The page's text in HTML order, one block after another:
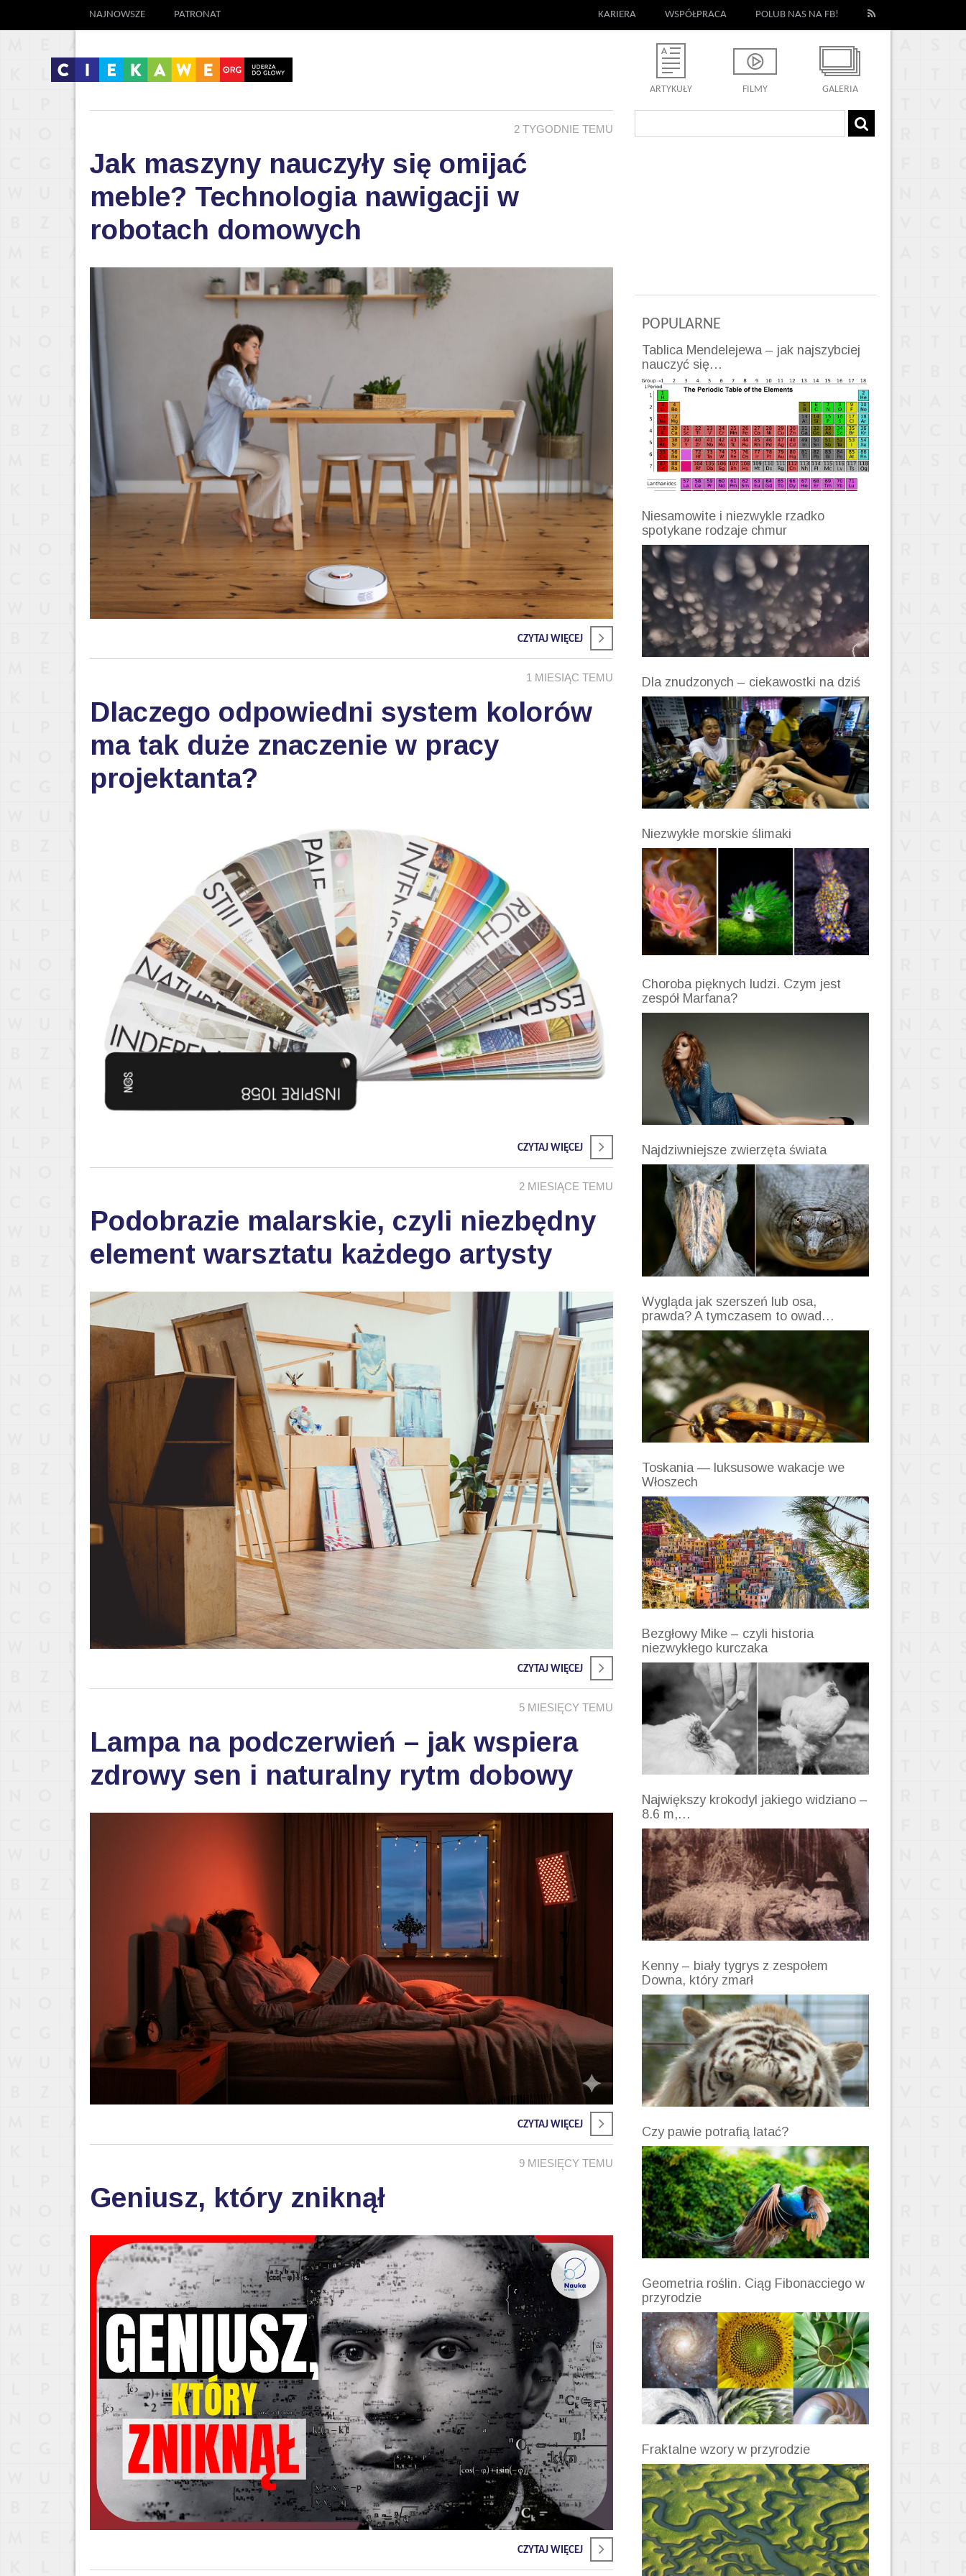
NAJNOWSZE PATRONAT KARIERA WSPÓŁPRACA POLUB NAS NA FB!
ARTYKUŁY FILMY GALERIA
2 TYGODNIE TEMU
Jak maszyny nauczyły się omijać
meble? Technologia nawigacji w
robotach domowych
CZYTAJ WIĘCEJ
1 MIESIĄC TEMU
Dlaczego odpowiedni system kolorów
ma tak duże znaczenie w pracy
projektanta?
CZYTAJ WIĘCEJ
2 MIESIĄCE TEMU
Podobrazie malarskie, czyli niezbędny
element warsztatu każdego artysty
CZYTAJ WIĘCEJ
5 MIESIĘCY TEMU
Lampa na podczerwień – jak wspiera
zdrowy sen i naturalny rytm dobowy
CZYTAJ WIĘCEJ
9 MIESIĘCY TEMU
Geniusz, który zniknął
CZYTAJ WIĘCEJ
POPULARNE
Tablica Mendelejewa – jak najszybciej
nauczyć się…
Niesamowite i niezwykle rzadko
spotykane rodzaje chmur
Dla znudzonych – ciekawostki na dziś
Niezwykłe morskie ślimaki
Choroba pięknych ludzi. Czym jest
zespół Marfana?
Najdziwniejsze zwierzęta świata
Wygląda jak szerszeń lub osa,
prawda? A tymczasem to owad…
Toskania — luksusowe wakacje we
Włoszech
Bezgłowy Mike – czyli historia
niezwykłego kurczaka
Największy krokodyl jakiego widziano –
8.6 m,…
Kenny – biały tygrys z zespołem
Downa, który zmarł
Czy pawie potrafią latać?
Geometria roślin. Ciąg Fibonacciego w
przyrodzie
Fraktalne wzory w przyrodzie